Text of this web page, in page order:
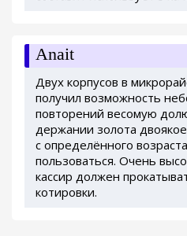
Anait
Двух корпусов в
получил возможность
повторений весомую
держании золота
с определённого
пользоваться. Очень
кассир должен
котировки.